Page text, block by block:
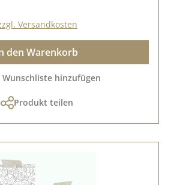
Versandkosten
den Warenkorb
Wunschliste hinzufügen
Produkt teilen